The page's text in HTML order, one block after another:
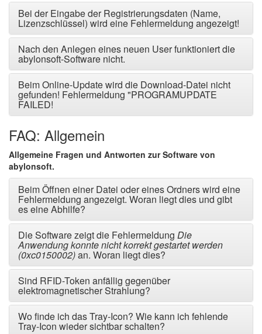
Bei der Eingabe der Registrierungsdaten (Name,
Lizenzschlüssel) wird eine Fehlermeldung angezeigt!
Nach den Anlegen eines neuen User funktioniert die
abylonsoft-Software nicht.
Beim Online-Update wird die Download-Datei nicht
gefunden! Fehlermeldung "PROGRAMUPDATE
FAILED!
FAQ: Allgemein
Allgemeine Fragen und Antworten zur Software von
abylonsoft.
Beim Öffnen einer Datei oder eines Ordners wird eine
Fehlermeldung angezeigt. Woran liegt dies und gibt
es eine Abhilfe?
Die Software zeigt die Fehlermeldung Die
Anwendung konnte nicht korrekt gestartet werden
(0xc0150002)an. Woran liegt dies?
Sind RFID-Token anfällig gegenüber
elektromagnetischer Strahlung?
Wo finde ich das Tray-Icon? Wie kann ich fehlende
Tray-Icon wieder sichtbar schalten?